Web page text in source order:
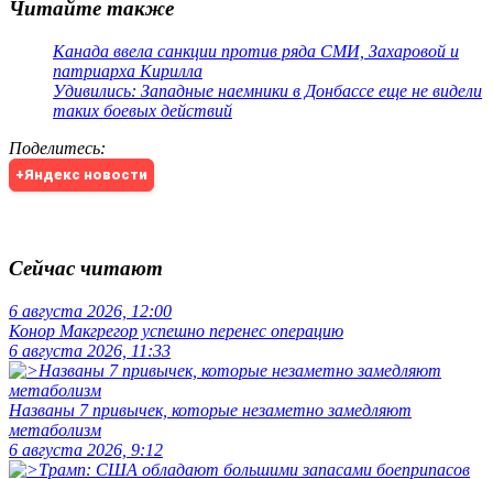
Читайте также
Канада ввела санкции против ряда СМИ, Захаровой и
патриарха Кирилла
Удивились: Западные наемники в Донбассе еще не видели
таких боевых действий
Поделитесь:
+Яндекс новости
Сейчас читают
6 августа 2026, 12:00
Конор Макгрегор успешно перенес операцию
6 августа 2026, 11:33
Названы 7 привычек, которые незаметно замедляют
метаболизм
6 августа 2026, 9:12